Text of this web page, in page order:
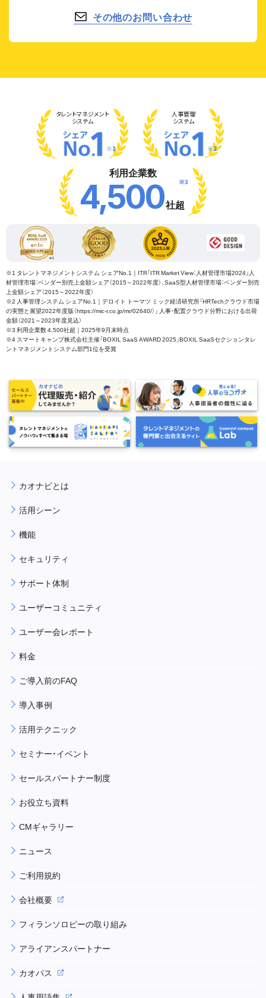
その他のお問い合わせ
タレントマネジメント
システム
※1
人事管理
システム
※2
利用企業数
4,500社超
※3
※1 タレントマネジメントシステム シェアNo.1｜ITR「ITR Market View：人材管理市場2024」人
材管理市場：ベンダー別売上金額シェア（2015～2022年度）、SaaS型人材管理市場：ベンダー別売
上金額シェア（2015～2022年度）
※2 人事管理システム シェアNo.1｜デロイト トーマツ ミック経済研究所「HRTechクラウド市場
の実態と展望2022年度版（https://mic-r.co.jp/mr/02640/）」 人事・配置クラウド分野における出荷
金額（2021～2023年度見込）
※3 利用企業数 4,500社超｜2025年9月末時点
※4 スマートキャンプ株式会社主催「BOXIL SaaS AWARD 2025」BOXIL SaaSセクションタレ
ントマネジメントシステム部門1位を受賞
カオナビとは
活用シーン
機能
セキュリティ
サポート体制
ユーザーコミュニティ
ユーザー会レポート
料金
ご導入前のFAQ
導入事例
活用テクニック
セミナー・イベント
セールスパートナー制度
お役立ち資料
CMギャラリー
ニュース
ご利用規約
会社概要
フィランソロピーの取り組み
アライアンスパートナー
カオパス